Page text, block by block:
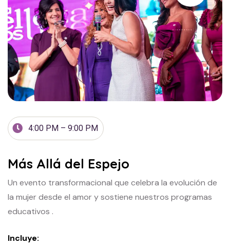
4:00 PM – 9:00 PM
Más Allá del Espejo
Un evento transformacional que celebra la evolución de
la mujer desde el amor y sostiene nuestros programas
educativos .
Incluye: